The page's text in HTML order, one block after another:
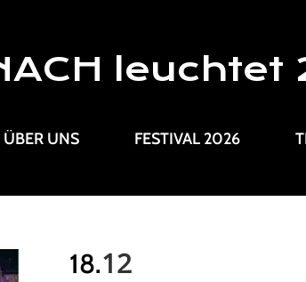
leuchtet
ÜBER UNS FESTIVAL 2026
18.12